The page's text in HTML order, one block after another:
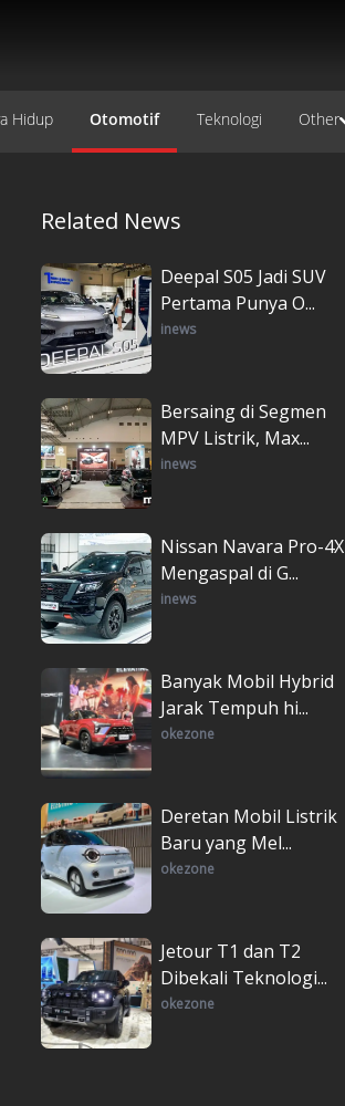
Hidup Otomotif Teknologi Other
Related News
Deepal S05 Jadi SUV
Pertama Punya O...
inews
Bersaing di Segmen
MPV Listrik, Max...
inews
Nissan Navara Pro-4X
Mengaspal di G...
inews
Banyak Mobil Hybrid
Jarak Tempuh hi...
okezone
Deretan Mobil Listrik
Baru yang Mel...
okezone
Jetour T1 dan T2
Dibekali Teknologi...
okezone